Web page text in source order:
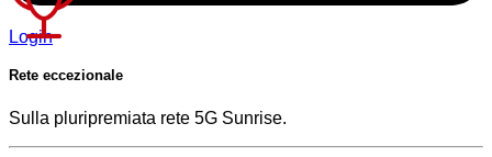
Login
Rete eccezionale
Sulla pluripremiata rete 5G Sunrise.